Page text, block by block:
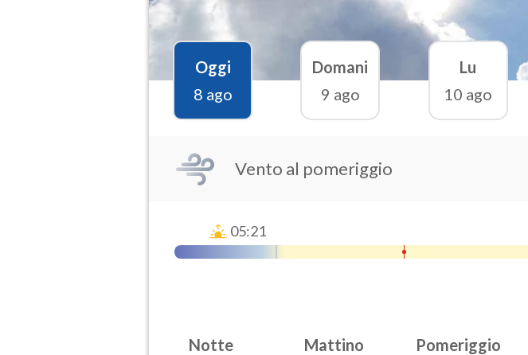
Oggi
8 ago
Domani
9 ago
Lu
10 ago
Vento al pomeriggio
05:21
Notte Mattino Pomeriggio